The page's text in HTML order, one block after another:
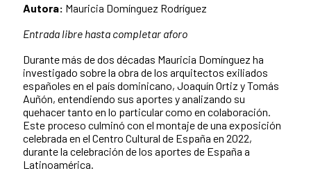
Autora: Mauricia Domínguez Rodríguez
Entrada libre hasta completar aforo
Durante más de dos décadas Mauricia Domínguez ha
investigado sobre la obra de los arquitectos exiliados
españoles en el país dominicano, Joaquín Ortiz y Tomás
Auñón, entendiendo sus aportes y analizando su
quehacer tanto en lo particular como en colaboración.
Este proceso culminó con el montaje de una exposición
celebrada en el Centro Cultural de España en 2022,
durante la celebración de los aportes de España a
Latinoamérica.